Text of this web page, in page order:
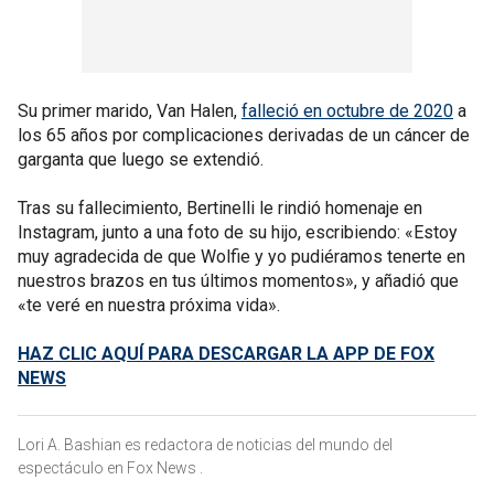
Su primer marido, Van Halen, falleció en octubre de 2020 a
los 65 años por complicaciones derivadas de un cáncer de
garganta que luego se extendió.
Tras su fallecimiento, Bertinelli le rindió homenaje en
Instagram, junto a una foto de su hijo, escribiendo: «Estoy
muy agradecida de que Wolfie y yo pudiéramos tenerte en
nuestros brazos en tus últimos momentos», y añadió que
«te veré en nuestra próxima vida».
HAZ CLIC AQUÍ PARA DESCARGAR LA APP DE FOX
NEWS
Lori A. Bashian es redactora de noticias del mundo del
espectáculo en Fox News .